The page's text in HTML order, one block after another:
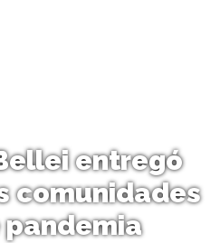
entregó
comunidades